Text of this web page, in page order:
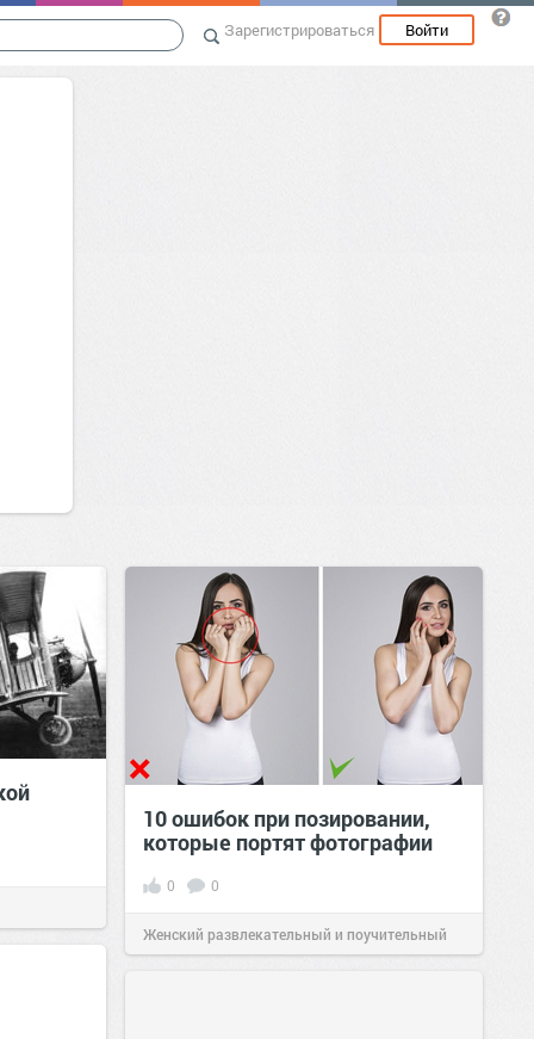
Зарегистрироваться Войти
10 ошибок при позировании,
которые портят фотографии
0 0
Женский развлекательный и поучительный